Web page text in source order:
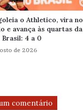
o Athletico, vira no
e avança às quartas da
Brasil: 4 a 0
de 2026
comentário